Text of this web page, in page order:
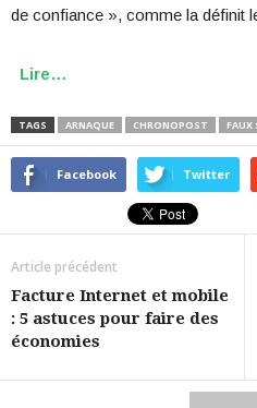
de confiance », comme la définit
Lire…
TAGS ARNAQUE CHRONOPOST FAUX
Facebook Twitter
Article précédent
Facture Internet et mobile
: 5 astuces pour faire des
économies